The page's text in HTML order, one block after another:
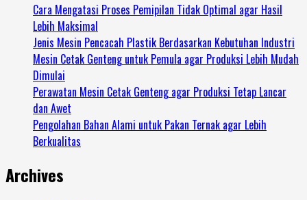
Cara Mengatasi Proses Pemipilan Tidak Optimal agar Hasil
Lebih Maksimal
Jenis Mesin Pencacah Plastik Berdasarkan Kebutuhan Industri
Mesin Cetak Genteng untuk Pemula agar Produksi Lebih Mudah
Dimulai
Perawatan Mesin Cetak Genteng agar Produksi Tetap Lancar
dan Awet
Pengolahan Bahan Alami untuk Pakan Ternak agar Lebih
Berkualitas
Archives